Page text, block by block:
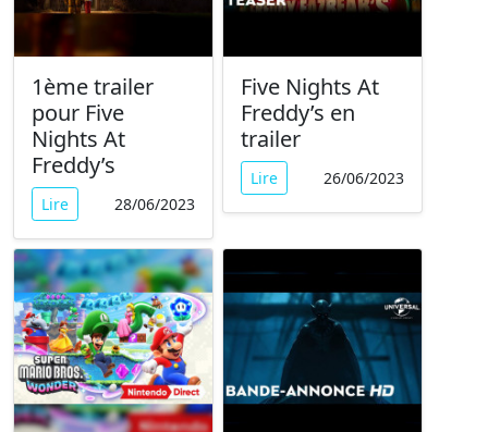
1ème trailer
pour Five
Nights At
Freddy’s
Lire 28/06/2023
Five Nights At
Freddy’s en
trailer
Lire 26/06/2023